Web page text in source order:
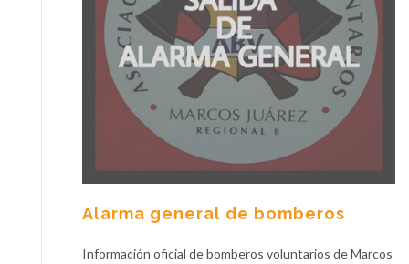
Alarma general de bomberos
Información oficial de bomberos voluntarios de Marcos